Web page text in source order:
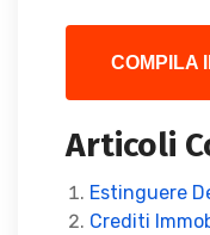
COMPILA
Articoli
Estinguere
Crediti